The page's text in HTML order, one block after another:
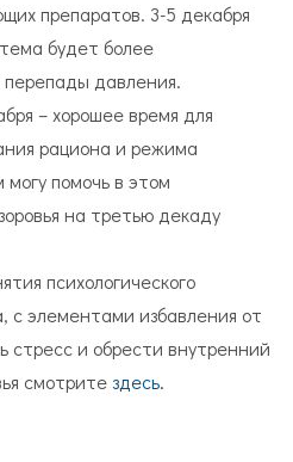
препаратов. 3-5 декабря
будет более
давления.
– хорошее время для
рациона и режима
помочь в этом
на третью декаду
психологического
с элементами избавления от
стресс и обрести внутренний
смотритездесь.